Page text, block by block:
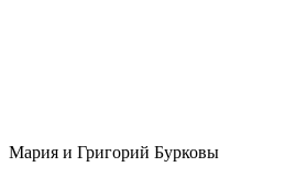
Мария и Григорий Бурковы